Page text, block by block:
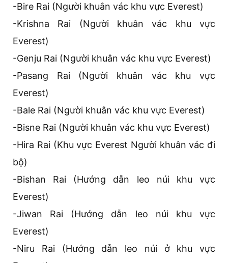
-Bire Rai (Người khuân vác khu vực Everest)
-Krishna Rai (Người khuân vác khu vực
Everest)
-Genju Rai (Người khuân vác khu vực Everest)
-Pasang Rai (Người khuân vác khu vực
Everest)
-Bale Rai (Người khuân vác khu vực Everest)
-Bisne Rai (Người khuân vác khu vực Everest)
-Hira Rai (Khu vực Everest Người khuân vác đi
bộ)
-Bishan Rai (Hướng dẫn leo núi khu vực
Everest)
-Jiwan Rai (Hướng dẫn leo núi khu vực
Everest)
-Niru Rai (Hướng dẫn leo núi ở khu vực